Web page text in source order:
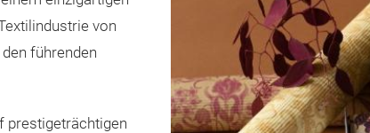
von
führenden
prestigeträchtigen